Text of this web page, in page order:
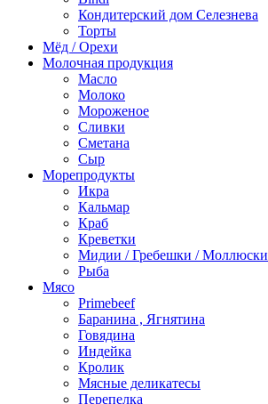
Кондитерский дом Селезнева
Торты
Мёд / Орехи
Молочная продукция
Масло
Молоко
Мороженое
Сливки
Сметана
Сыр
Морепродукты
Икра
Кальмар
Краб
Креветки
Мидии / Гребешки / Моллюски
Рыба
Мясо
Primebeef
Баранина , Ягнятина
Говядина
Индейка
Кролик
Мясные деликатесы
Перепелка